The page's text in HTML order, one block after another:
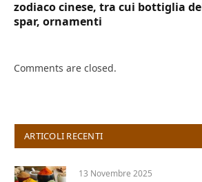
zodiaco cinese, tra cui bottiglia
spar, ornamenti
Comments are closed.
ARTICOLI RECENTI
13 Novembre 2025